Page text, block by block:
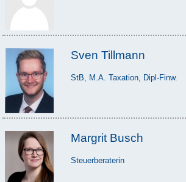
Sven Tillmann
StB, M.A. Taxation, Dipl-Finw.
Margrit Busch
Steuerberaterin